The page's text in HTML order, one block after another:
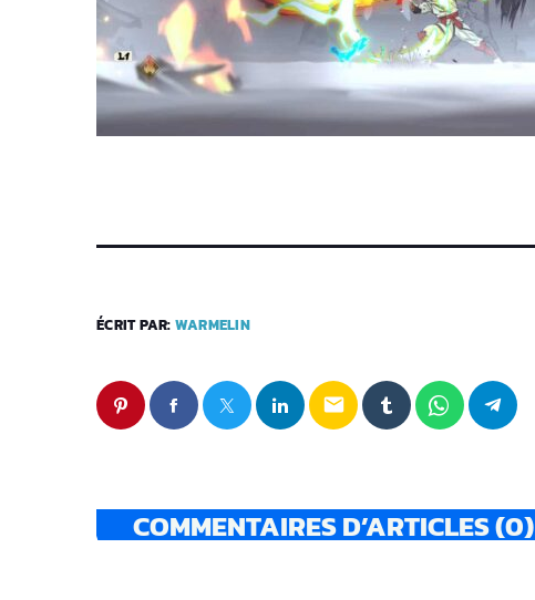
ÉCRIT PAR: WARMELIN
email
COMMENTAIRES D’ARTICLES (0)